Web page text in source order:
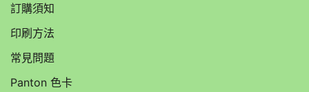
訂購須知
印刷方法
常見問題
Panton 色卡